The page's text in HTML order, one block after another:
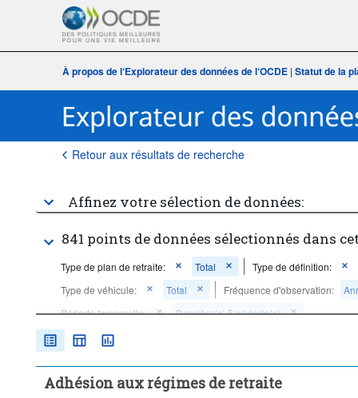
À propos de l‘Explorateur des données de l‘OCDE | Statut de la
Retour aux résultats de recherche
Affinez votre sélection de données:
841 points de données sélectionnés dans
Type de plan de retraite: Total
Type de définition:
Type de véhicule:
Total Fréquence d'observation:
Période temporelle:
Dernière(s) 5 période(s)
Supprimer tout
Adhésion aux régimes de retraite